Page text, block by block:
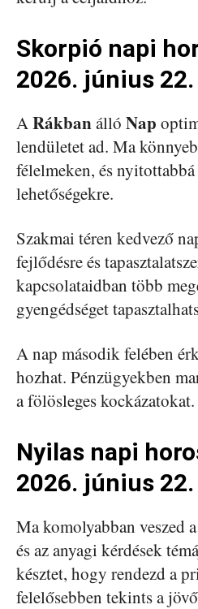
Skorpió napi
2026. június 22.
ARákbanálló Nap
lendületet ad. Ma
félelmeken, és
lehetőségekre.
Szakmai téren kedvező
fejlődésre és
kapcsolataidban több
gyengédséget
A nap második felében
hozhat. Pénzügyekben
a fölösleges kockázatokat.
Nyilas napi
2026. június 22.
Ma komolyabban veszed
és az anyagi kérdések
késztet, hogy rendezd a
felelősebben tekints a